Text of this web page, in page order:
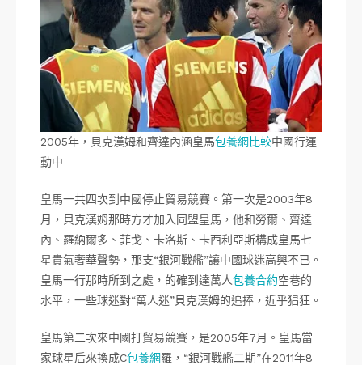
2005年，貝克漢姆和齊達內涵皇馬包養網比較中國行運
動中
皇馬一共四次到中國停止貿易競賽。第一次是2003年8
月，貝克漢姆那時方才加入同盟皇馬，他和勞爾、齊達
內、羅納爾多、菲戈、卡洛斯、卡西利亞斯構成皇馬七
星貴氣奢華聲勢，那支“銀河戰艦”讓中國球迷高興不已。
皇馬一行那時所到之處，的確到達萬人包養合約空巷的
水平，一些球迷對“萬人迷”貝克漢姆的追捧，近乎猖狂。
皇馬第二次來中國打貿易競賽，是2005年7月。皇馬當
家球星后來換成C包養網羅，“銀河戰艦二期”在2011年8